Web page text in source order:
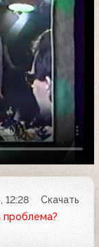
12:28
Скачать
проблема?